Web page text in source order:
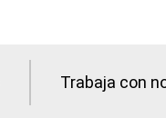
Trabaja con